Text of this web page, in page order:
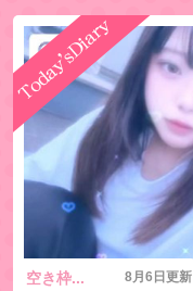
空き枠... 8月6日更新